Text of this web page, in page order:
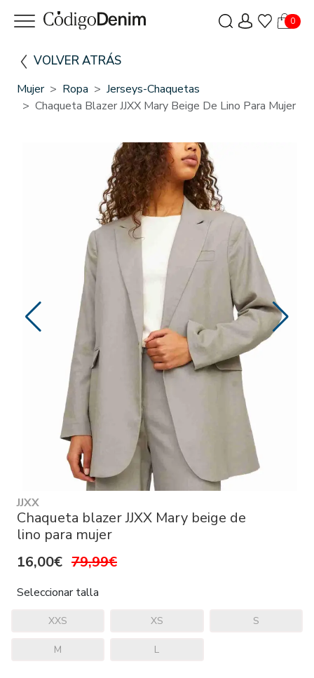
0
VOLVER ATRÁS
Mujer Ropa
Jerseys-Chaquetas
Chaqueta Blazer JJXX Mary Beige De Lino Para Mujer
JJXX
Chaqueta blazer JJXX Mary beige de
lino para mujer
16,00€ 79,99€
Seleccionar talla
XXS XS S
M L